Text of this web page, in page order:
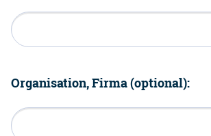
Organisation, Firma (optional):